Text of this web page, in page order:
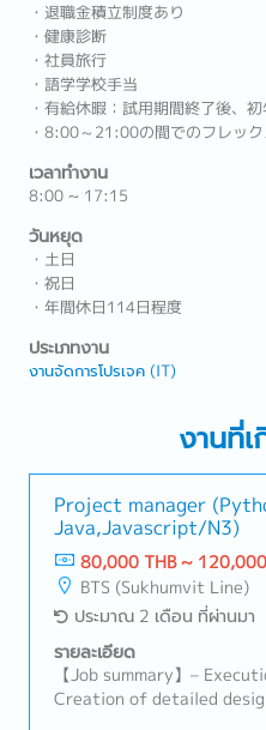
・退職金積立制度あり
・健康診断
・社員旅行
・語学学校手当
・有給休暇：試用期間終了後、
・8:00～21:00の間でのフレッ
เวลาทำงาน
8:00 ~ 17:15
วันหยุด
・土日
・祝日
・年間休日114日程度
ประเภทงาน
งานจัดการโปรเจค (IT)
งานที่
Project manager
Java,Javascript/N3)
80,000 THB ~
BTS (Sukhumvit Line)
ประมาณ 2 เดือน ที่ผ่านมา
รายละเอียด
【Job summary】–
Creation of detailed